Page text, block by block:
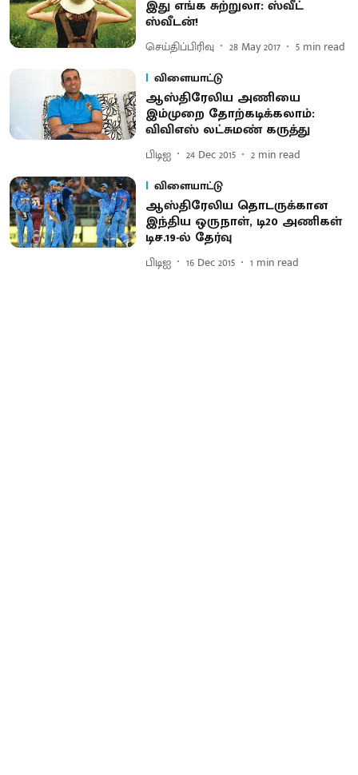
இது எங்க சுற்றுலா: ஸ்வீட்
ஸ்வீடன்!
செய்திப்பிரிவு 28 May 2017 5 min read
விளையாட்டு
ஆஸ்திரேலிய அணியை
இம்முறை தோற்கடிக்கலாம் :
விவிஎஸ் லட்சுமண் கருத்து
பிடிஐ 24 Dec 2015 2 min read
விளையாட்டு
ஆஸ்திரேலிய தொடருக்கான
இந்திய ஒருநாள், டி20 அணிகள்
டிச.19-ல் தேர்வு
பிடிஐ 16 Dec 2015 1 min read